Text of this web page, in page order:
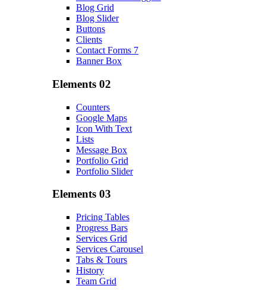
Blog Grid
Blog Slider
Buttons
Clients
Contact Forms 7
Banner Box
Elements 02
Counters
Google Maps
Icon With Text
Lists
Message Box
Portfolio Grid
Portfolio Slider
Elements 03
Pricing Tables
Progress Bars
Services Grid
Services Carousel
Tabs & Tours
History
Team Grid